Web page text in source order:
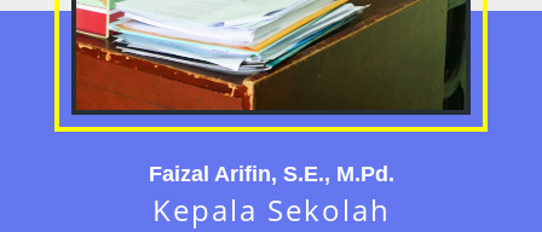
Faizal Arifin, S.E., M.Pd.
Kepala Sekolah